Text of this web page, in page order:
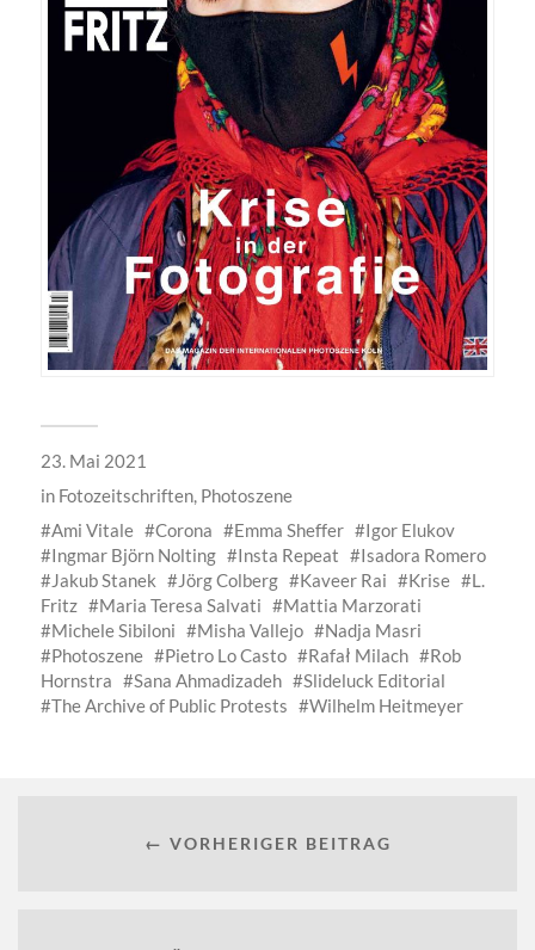
23. Mai 2021
in Fotozeitschriften, Photoszene
Ami Vitale
Corona Emma Sheffer
Igor Elukov
Ingmar Björn Nolting
Insta Repeat
Isadora Romero
Jakub Stanek
Jörg Colberg Kaveer Rai Krise
L.
Fritz
Maria Teresa Salvati
Mattia Marzorati
Michele Sibiloni
Misha Vallejo
Nadja Masri
Photoszene
Pietro Lo Casto Rafał Milach
Rob
Hornstra
Sana Ahmadizadeh
Slideluck Editorial
The Archive of Public Protests
Wilhelm Heitmeyer
← VORHERIGER BEITRAG